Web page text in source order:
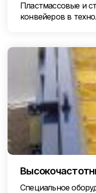
Пластмассовые и
конвейеров в
Специальное